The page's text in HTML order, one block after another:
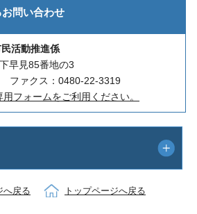
お問い合わせ
活動推進係
早見85番地の3
ファクス：0480-22-3319
フォームをご利用ください。
へ戻る トップページへ戻る